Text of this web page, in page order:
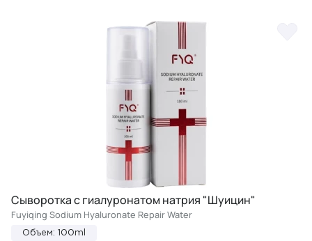
Сыворотка с гиалуронатом натрия "Шуицин"
Fuyiqing Sodium Hyaluronate Repair Water
Объем: 100ml